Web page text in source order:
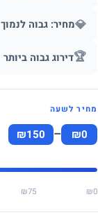
💎מחיר: גבוה לנמוך
🏆דירוג גבוה ביותר
מחיר לשעה
₪0
–
₪150
₪0
₪75